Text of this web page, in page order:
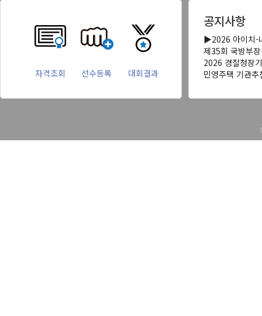
자격조회 선수등록 대회결과
공지사항
▶2026 아이치-
제35회 국방부
2026 경찰청장
민영주택 기관